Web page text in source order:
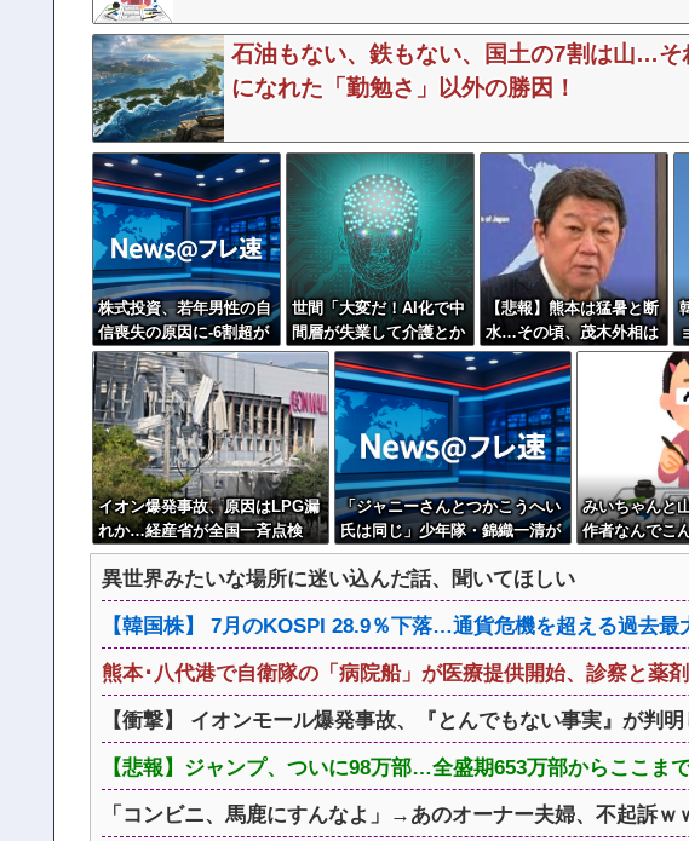
石油もない、鉄もない、国土の7割は山…そ
になれた「勤勉さ」以外の勝因！
株式投資、若年男性の自
信喪失の原因に-6割超が
「人生の敗者」自認
世間「大変だ！AI化で中
間層が失業して介護とか
運送の仕事するしか無く
なるぞ！」←うん…う
ん？
【悲報】熊本は猛暑と断
水…その頃、茂木外相は
中南米でニッコリ動画公
開
イオン爆発事故、原因はLPG漏
れか…経産省が全国一斉点検
「ジャニーさんとつかこうへい
氏は同じ」少年隊・錦織一清が
明かすレジェンドの共通点と我
流の演出論
みいちゃんと
作者なんでこ
んだろうな
異世界みたいな場所に迷い込んだ話、聞いてほしい
【韓国株】 7月のKOSPI 28.9％下落…通貨危機を超える過去最
熊本･八代港で自衛隊の「病院船」が医療提供開始、診察と薬
【衝撃】 イオンモール爆発事故、『とんでもない事実』が判
【悲報】ジャンプ、ついに98万部…全盛期653万部からここま
「コンビニ、馬鹿にすんなよ」→あのオーナー夫婦、不起訴ｗ